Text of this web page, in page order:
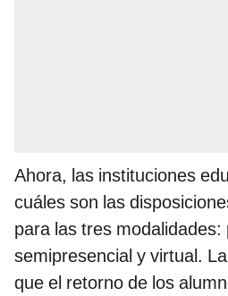
Ahora, las instituciones
cuáles son las
para las tres modalidades:
semipresencial y virtual.
que el retorno de los